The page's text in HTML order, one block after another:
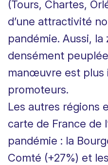
(Tours, Chartes,
d’une attractivité
pandémie. Aussi,
densément
manœuvre est plus
promoteurs.
Les autres régions
carte de France de
pandémie : la
Comté (+27%) et